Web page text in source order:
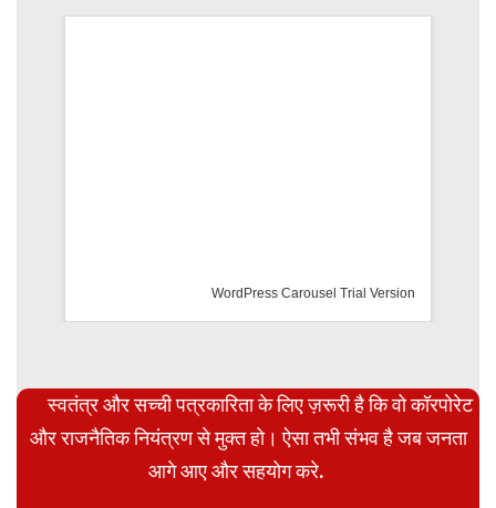
WordPress Carousel Trial Version
स्वतंत्र और सच्ची पत्रकारिता के लिए ज़रूरी है कि वो कॉरपोरेट
और राजनैतिक नियंत्रण से मुक्त हो। ऐसा तभी संभव है जब जनता
आगे आए और सहयोग करे.